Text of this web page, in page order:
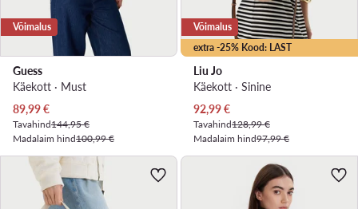
Võimalus
Guess
Käekott · Must
Praegune hind
89,99€
Tavahind144,95 €
Madalaim hind100,99 €
extra -25% Kood: LAST
Võimalus
Liu Jo
Käekott · Sinine
Praegune hind
92,99€
Tavahind128,99 €
Madalaim hind97,99 €